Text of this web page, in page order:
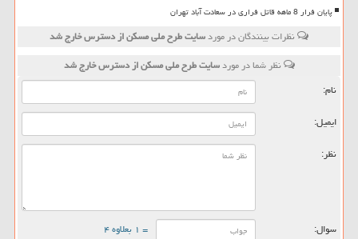
پایان فرار 8 ماهه قاتل فراری در سعادت آباد تهران
نظرات بینندگان در موردسایت طرح ملی مسكن از دسترس خارج شد
نظر شما در موردسایت طرح ملی مسكن از دسترس خارج شد
نام:
ایمیل:
نظر:
سوال: = ۱ بعلاوه ۴